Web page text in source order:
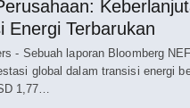
Energi Terbarukan
- Sebuah laporan Bloomberg
global dalam transisi energi
1,77…